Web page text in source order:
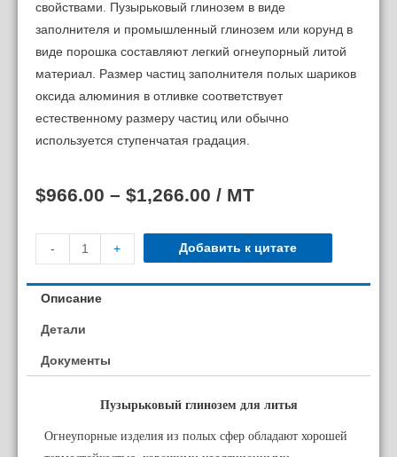
свойствами. Пузырьковый глинозем в виде
заполнителя и промышленный глинозем или корунд в
виде порошка составляют легкий огнеупорный литой
материал. Размер частиц заполнителя полых шариков
оксида алюминия в отливке соответствует
естественному размеру частиц или обычно
используется ступенчатая градация.
$966.00 – $1,266.00 / MT
- + Добавить к цитате
Описание
Детали
Документы
Пузырьковый глинозем для литья
Огнеупорные изделия из полых сфер обладают хорошей